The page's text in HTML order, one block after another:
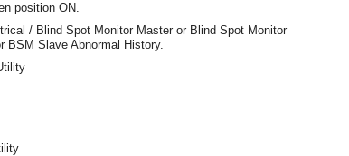
position ON.
/ Blind Spot Monitor Master or Blind Spot Monitor
BSM Slave Abnormal History.